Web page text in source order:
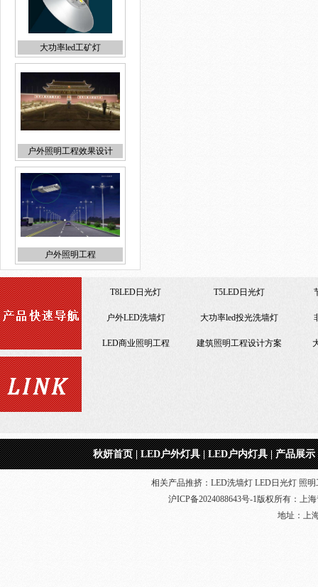
大功率led工矿灯
户外照明工程效果设计
户外照明工程
便宜LED工矿灯
秋妍首页|LED户外灯具|LED户内灯具|产品展示
相关产品推挤：LED洗墙灯 LED日光灯 照
沪ICP备2024088643号-1版权所有： 上
地址：上